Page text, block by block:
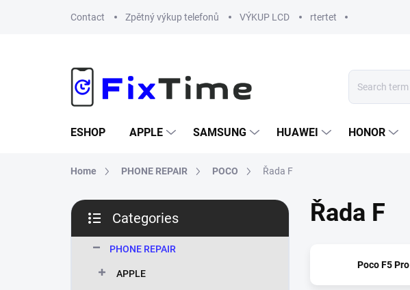
Contact Zpětný výkup telefonů VÝKUP LCD rtertet
ESHOP APPLE SAMSUNG HUAWEI HONOR
Home PHONE REPAIR POCO Řada F
S
d
categories
Categories
PHONE REPAIR
APPLE
Řada F
Poco F5 Pro